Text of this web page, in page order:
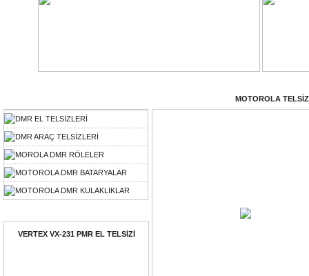
DMR EL TELSİZLERİ
DMR ARAÇ TELSİZLERİ
MOROLA DMR RÖLELER
MOTOROLA DMR BATARYALAR
MOTOROLA DMR KULAKLIKLAR
VERTEX VX-231 PMR EL TELSİZİ
MOTOROLA